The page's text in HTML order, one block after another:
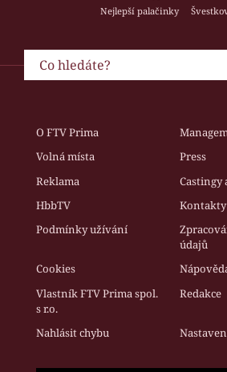
Nejlepší palačinky
O FTV Prima
Volná místa
Press
Reklama
Castingy
HbbTV
Kontakty
Podmínky užívání
údajů
Cookies
Vlastník FTV Prima spol.
s r.o.
Redakce
Nahlásit chybu